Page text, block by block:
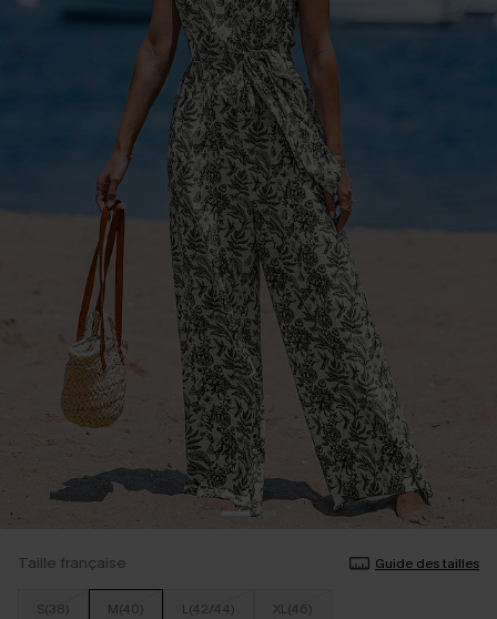
Taille française Guide des tailles
S(38) M(40) L(42/44) XL(46)